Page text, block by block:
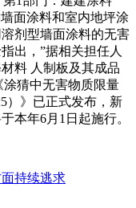
面涂料和室内地坪涂
剂型墙面涂料的无害
出，”据相关担任人
料 人制板及其成品
涂猜中无害物质限量
）》已正式发布，新
本年6月1日起施行。
持续逃求